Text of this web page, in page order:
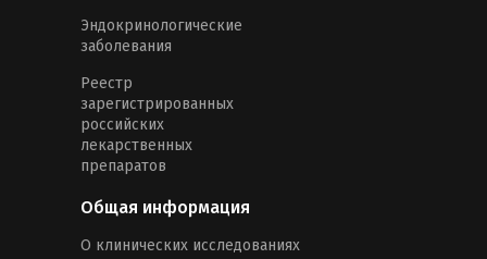
Эндокринологические
заболевания
Реестр
зарегистрированных
российских
лекарственных
препаратов
Общая информация
О клинических исследованиях